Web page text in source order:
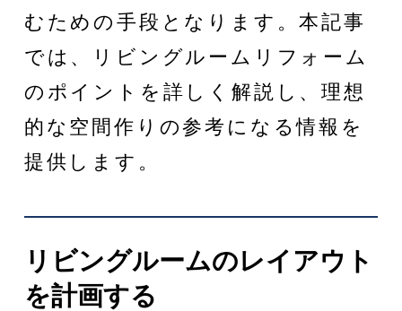
むための手段となります。本記事
では、リビングルームリフォーム
のポイントを詳しく解説し、理想
的な空間作りの参考になる情報を
提供します。
リビングルームのレイアウト
を計画する